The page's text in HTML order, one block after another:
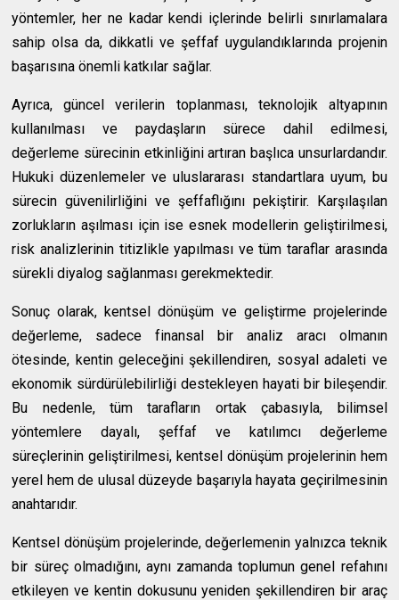
yöntemler, her ne kadar kendi içlerinde belirli sınırlamalara
sahip olsa da, dikkatli ve şeffaf uygulandıklarında projenin
başarısına önemli katkılar sağlar.
Ayrıca, güncel verilerin toplanması, teknolojik altyapının
kullanılması ve paydaşların sürece dahil edilmesi,
değerleme sürecinin etkinliğini artıran başlıca unsurlardandır.
Hukuki düzenlemeler ve uluslararası standartlara uyum, bu
sürecin güvenilirliğini ve şeffaflığını pekiştirir. Karşılaşılan
zorlukların aşılması için ise esnek modellerin geliştirilmesi,
risk analizlerinin titizlikle yapılması ve tüm taraflar arasında
sürekli diyalog sağlanması gerekmektedir.
Sonuç olarak, kentsel dönüşüm ve geliştirme projelerinde
değerleme, sadece finansal bir analiz aracı olmanın
ötesinde, kentin geleceğini şekillendiren, sosyal adaleti ve
ekonomik sürdürülebilirliği destekleyen hayati bir bileşendir.
Bu nedenle, tüm tarafların ortak çabasıyla, bilimsel
yöntemlere dayalı, şeffaf ve katılımcı değerleme
süreçlerinin geliştirilmesi, kentsel dönüşüm projelerinin hem
yerel hem de ulusal düzeyde başarıyla hayata geçirilmesinin
anahtarıdır.
Kentsel dönüşüm projelerinde, değerlemenin yalnızca teknik
bir süreç olmadığını, aynı zamanda toplumun genel refahını
etkileyen ve kentin dokusunu yeniden şekillendiren bir araç